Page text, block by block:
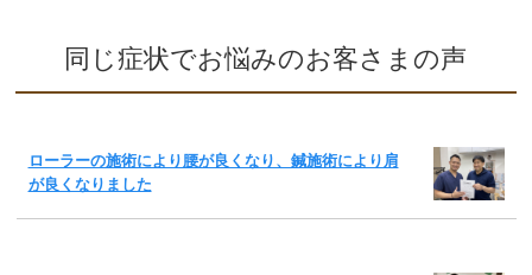
同じ症状でお悩みのお客さまの声
ローラーの施術により腰が良くなり、鍼施術により肩
が良くなりました